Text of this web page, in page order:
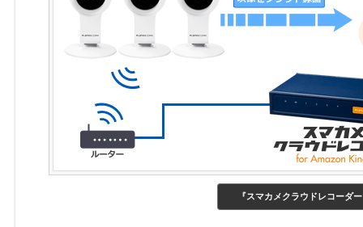
『スマカメクラウドレコー